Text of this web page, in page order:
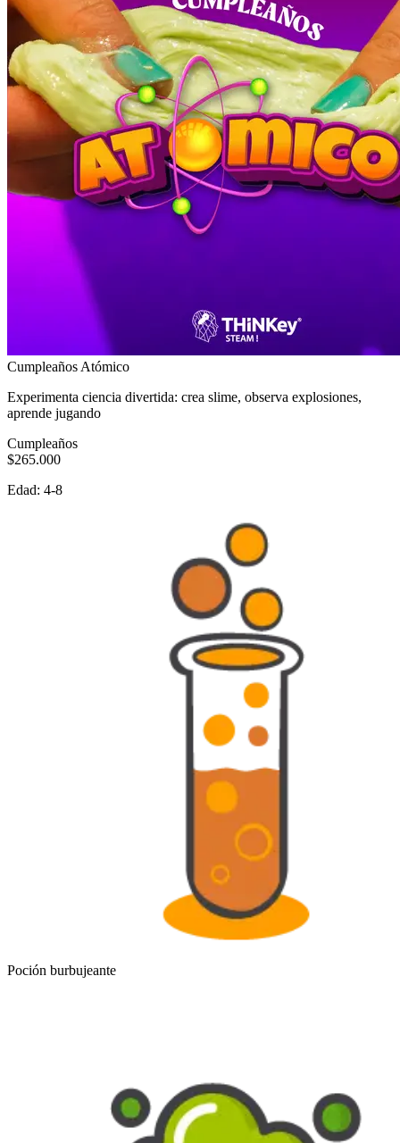
Cumpleaños Atómico
Experimenta ciencia divertida: crea slime, observa explosiones,
aprende jugando
Cumpleaños
$265.000
Edad: 4-8
Poción burbujeante